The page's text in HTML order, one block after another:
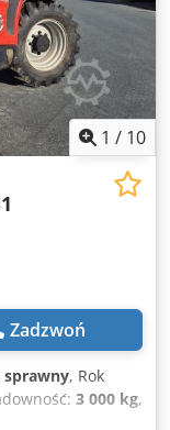
1 / 10
Zadzwoń
sprawny, Rok
3 000 kg,